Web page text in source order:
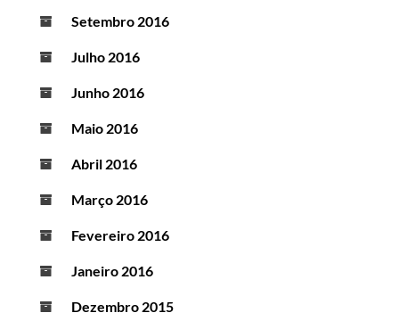
Setembro 2016
Julho 2016
Junho 2016
Maio 2016
Abril 2016
Março 2016
Fevereiro 2016
Janeiro 2016
Dezembro 2015